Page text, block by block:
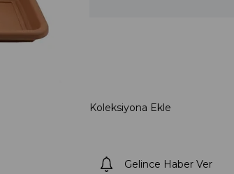
Koleksiyona Ekle
Gelince Haber Ver